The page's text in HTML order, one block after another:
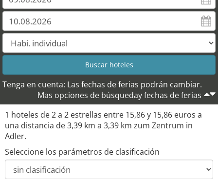
Tenga en cuenta: Las fechas de ferias podrán cambiar.
Mas opciones de búsqueday fechas de ferias
1 hoteles de 2 a 2 estrellas entre 15,86 y 15,86 euros a
una distancia de 3,39 km a 3,39 km zum Zentrum in
Adler.
Seleccione los parámetros de clasificación